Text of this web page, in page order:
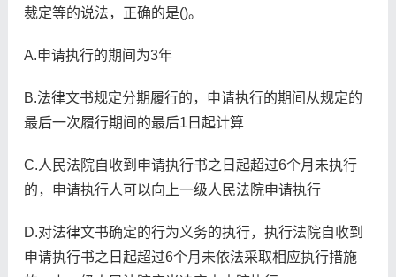
裁定等的说法，正确的是()。
A.申请执行的期间为3年
B.法律文书规定分期履行的，申请执行的期间从规定的
最后一次履行期间的最后1日起计算
C.人民法院自收到申请执行书之日起超过6个月未执行
的，申请执行人可以向上一级人民法院申请执行
D.对法律文书确定的行为义务的执行，执行法院自收到
申请执行书之日起超过6个月未依法采取相应执行措施